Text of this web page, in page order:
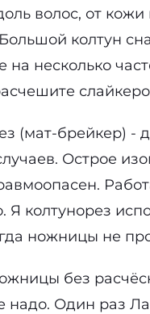
волос, от
колтун
на несколько
(мат-брейкер) -
Острое
Я колтунорез
ножницы не
без
надо. Один раз